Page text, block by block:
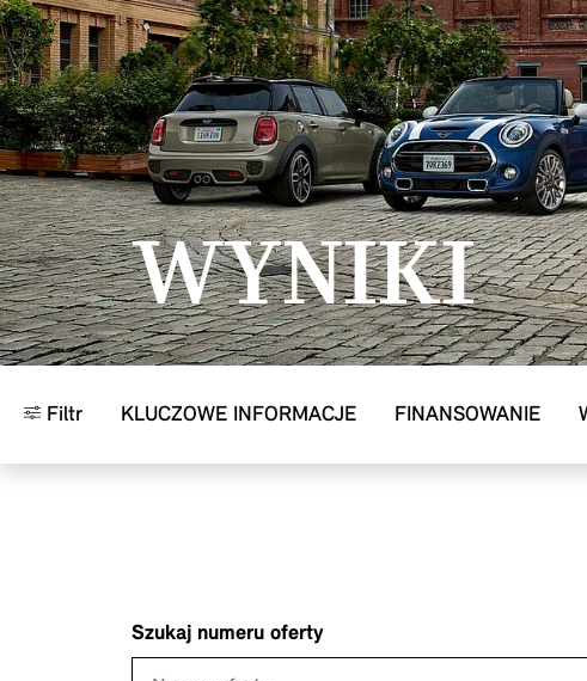
Przejdź do głównej treści
WYNIKI
Filtr KLUCZOWE INFORMACJE FINANSOWANIE
Szukaj numeru oferty